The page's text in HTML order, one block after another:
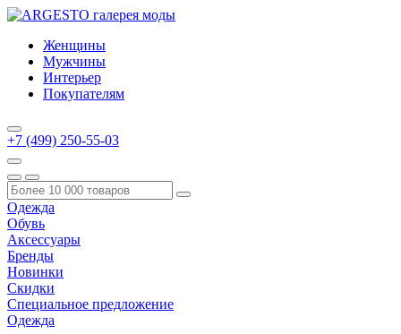
Женщины
Мужчины
Интерьер
Покупателям
+7 (499) 250-55-03
Одежда
Обувь
Аксессуары
Бренды
Новинки
Скидки
Специальное предложение
Одежда